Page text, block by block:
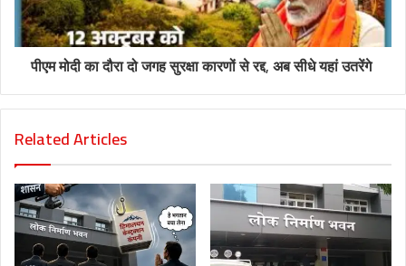
पीएम मोदी का दौरा दो जगह सुरक्षा कारणों से रद्द, अब सीधे यहां उतरेंगे
Related Articles